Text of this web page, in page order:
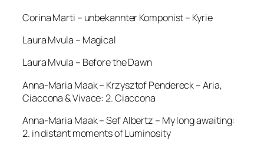
Corina Marti – unbekannter Komponist – Kyrie
Laura Mvula – Magical
Laura Mvula – Before the Dawn
Anna-Maria Maak – Krzysztof Pendereck – Aria,
Ciaccona & Vivace: 2. Ciaccona
Anna-Maria Maak – Sef Albertz – My long awaiting:
2. in distant moments of Luminosity